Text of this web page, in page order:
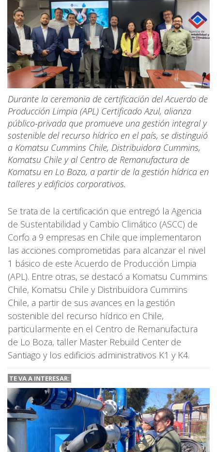
Durante la ceremonia de certificación del Acuerdo de
Producción Limpia (APL) Certificado Azul, alianza
público-privada que promueve una gestión integral y
sostenible del recurso hídrico en el país, se distinguió
a Komatsu Cummins Chile, Distribuidora Cummins,
Komatsu Chile y al Centro de Remanufactura de
Komatsu en Lo Boza, a partir de la gestión hídrica en
talleres y edificios corporativos.
Se trata de la certificación que entregó la Agencia
de Sustentabilidad y Cambio Climático (ASCC) de
Corfo a 9 empresas en Chile que implementaron
las acciones comprometidas para alcanzar el nivel
1 básico de este Acuerdo de Producción Limpia
(APL). Entre otras, se destacó a Komatsu Cummins
Chile, Komatsu Chile y Distribuidora Cummins
Chile, a partir de sus avances en la gestión
sostenible del recurso hídrico en Chile,
particularmente en el Centro de Remanufactura
de Lo Boza, taller Master Rebuild Center de
Santiago y los edificios administrativos K1 y K4.
TE VA A INTERESAR: